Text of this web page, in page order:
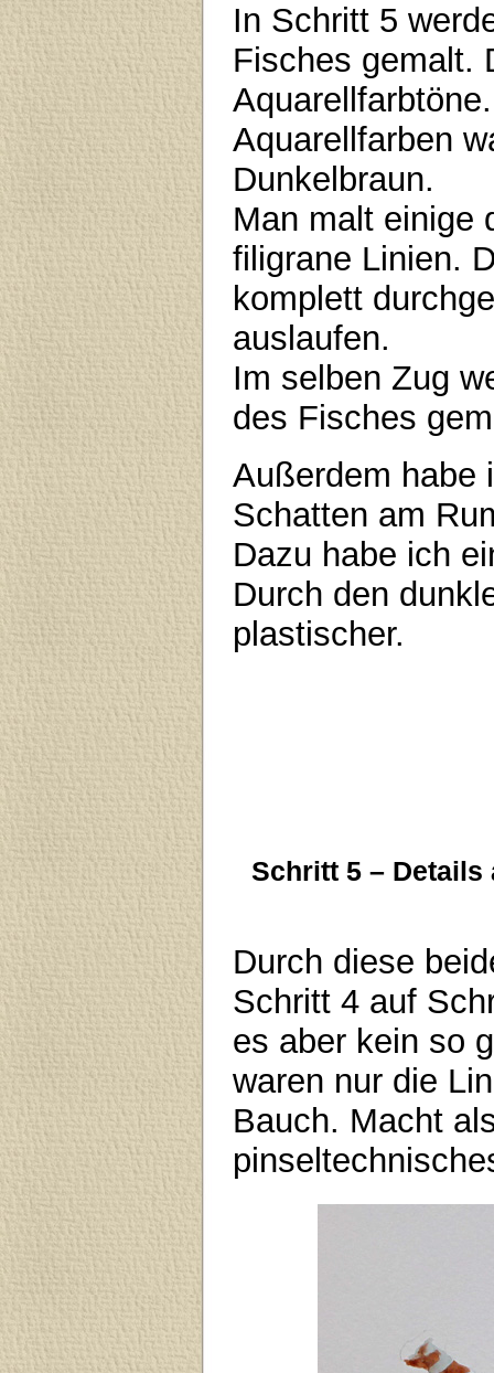
In Schritt 5
Fisches gemalt.
Aquarellfarben
Dunkelbraun.
Man malt einige
filigrane Linien.
komplett
auslaufen.
Im selben Zug
des Fisches
Außerdem habe
Schatten am
Dazu habe ich
Durch den
plastischer.
Schritt 5 –
Durch diese
Schritt 4 auf
es aber kein so
waren nur die
Bauch. Macht